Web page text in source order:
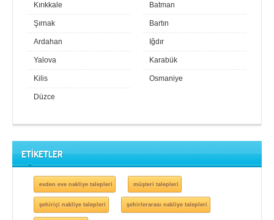
Kırıkkale Batman
Şırnak Bartın
Ardahan Iğdır
Yalova Karabük
Kilis Osmaniye
Düzce
ETİKETLER
evden eve nakliye talepleri müşteri talepleri
şehiriçi nakliye talepleri şehirlerarası nakliye talepleri